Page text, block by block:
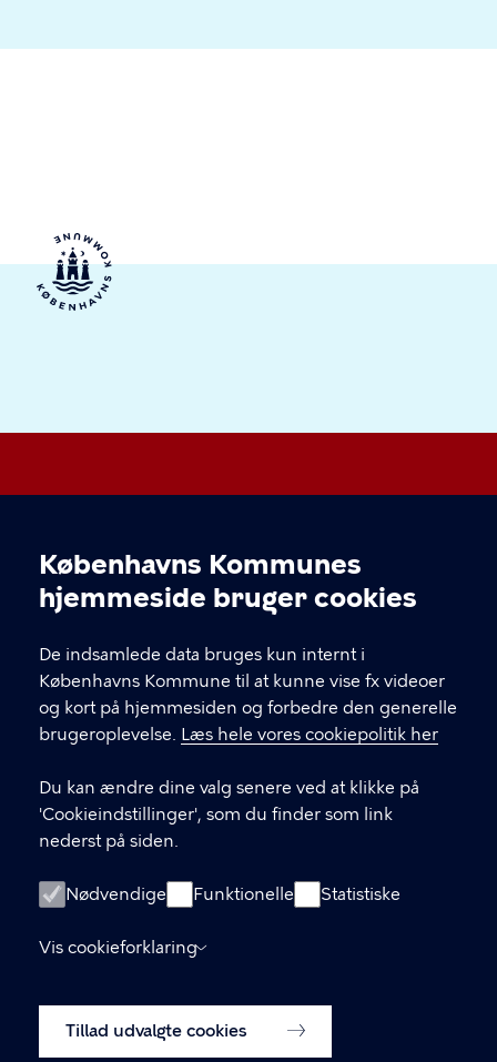
Cookieindstillinger
Københavns Kommunes
hjemmeside bruger cookies
De indsamlede data bruges kun internt i
Københavns Kommune til at kunne vise fx videoer
og kort på hjemmesiden og forbedre den generelle
brugeroplevelse. Læs hele vores cookiepolitik her
Du kan ændre dine valg senere ved at klikke på
'Cookieindstillinger', som du finder som link
nederst på siden.
Nødvendige Funktionelle Statistiske
Vis cookieforklaring
Tillad udvalgte cookies
KONTAKT
Valgårdsvej 4-8 2500 Valby
valbylokaludvalg@okf.kk.dk
LINKS
Kontakt os
Medlemmernes side
Instagram
Cookiepolitik